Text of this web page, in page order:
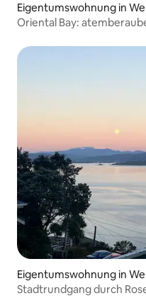
Eigentumswohnung in
Oriental Bay:
Eigentumswohnung in
Stadtrundgang durch